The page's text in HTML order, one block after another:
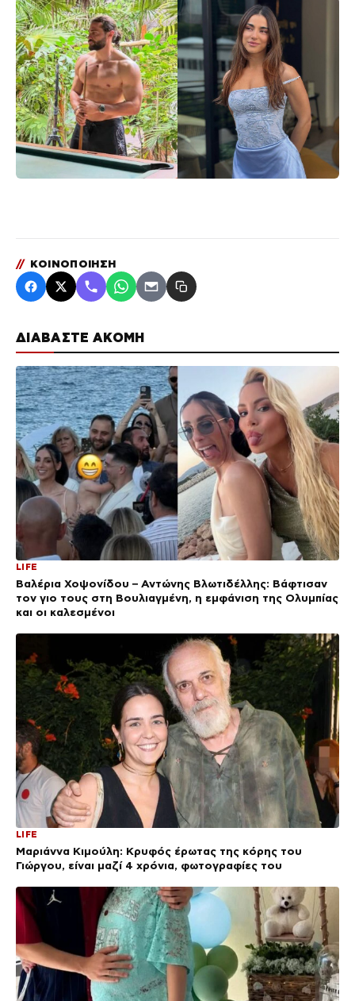
ΔΙΑΒΑΣΤΕ ΑΚΟΜΗ
LIFE
Βαλέρια Χοψονίδου – Αντώνης Βλωτιδέλλης: Βάφτισαν
τον γιο τους στη Βουλιαγμένη, η εμφάνιση της Ολυμπίας
και οι καλεσμένοι
LIFE
Μαριάννα Κιμούλη: Κρυφός έρωτας της κόρης του
Γιώργου, είναι μαζί 4 χρόνια, φωτογραφίες του
// ΚΟΙΝΟΠΟΙΗΣΗ